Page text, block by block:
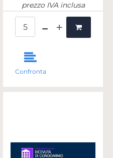
prezzo IVA inclusa
Confronta